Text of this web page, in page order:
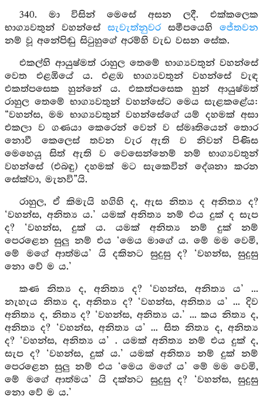
340. මා විසින් මෙසේ අසන ලදී. එක්කලෙක
භාග්‍යවතුන් වහන්සේ සැවැත්නුවරසමීපයෙහි ජේතවන
නම් වූ අනේපිඬු සිටුහුගේ අරම්හි වැඩ වසන සේක.
එකල්හි ආයුෂ්මත් රාහුල තෙමේ භාග්‍යවතුන් වහන්සේ
වෙත එළඹියේ ය. එළඹ භාග්‍යවතුන් වහන්සේ වැඳ
එකත්පසෙක හුන්නේ ය. එකත්පසෙක හුන් ආයුෂ්මත්
රාහුල තෙමේ භාග්‍යවතුන් වහන්සේට මෙය සැළකළේය:
“වහන්ස, මම භාග්‍යවතුන් වහන්සේගේ යම් දහමක් අසා
එකලා ව ගණයා කෙරෙන් වෙන් ව ස්මෘතියෙන් තොර
නොවී කෙලෙස් තවන වැර ඇති ව නිවන් පිණිස
මෙහෙයූ සිත් ඇති ව වෙසෙන්නෙම් නම් භාග්‍යවතුන්
වහන්සේ (එබඳු) දහමක් මට සැකෙවින් දේශනා කරන
සේක්වා, මැනවි”යි.
රාහුල, ඒ කිමැයි හගිහි ද, ඇස නිත්‍ය ද අනිත්‍ය ද?
‘වහන්ස, අනිත්‍ය ය.’ යමක් අනිත්‍ය නම් එය දුක් ද සැප
ද? ‘වහන්ස, දුක් ය. යමක් අනිත්‍ය නම් දුක් නම්
පෙරළෙන සුලු නම් එය ‘මෙය මාගේ ය. මේ මම වෙමි,
මේ මගේ ආත්මය’ යි දකිනට සුදුසු ද? ‘වහන්ස, සුදුසු
නො වේ ම ය.’
කණ නිත්‍ය ද, අනිත්‍ය ද? ‘වහන්ස, අනිත්‍ය ය’ ...
නැහැය නිත්‍ය ද, අනිත්‍ය ද? ‘වහන්ස, අනිත්‍ය ය’ ... දිව
අනිත්‍ය ද, නිත්‍ය ද? ‘වහන්ස, අනිත්‍ය ය.’ ... කය නිත්‍ය ද,
අනිත්‍ය ද? ‘වහන්ස, අනිත්‍ය ය’ ... සිත නිත්‍ය ද, අනිත්‍ය
ද? ‘වහන්ස, අනිත්‍ය ය’ . යමක් අනිත්‍ය නම් එය දුක් ද,
සැප ද? ‘වහන්ස, දුක් ය.’ යමක් අනිත්‍ය නම් දුක් නම්
පෙරළෙන සුලු නම් එය ‘මෙය මගේ ය’ මේ මම වෙමි,
මේ මගේ ආත්මය’ යි දක්නට සුදුසු ද? ‘වහන්ස, සුදුසු
නො වේ ම ය.’